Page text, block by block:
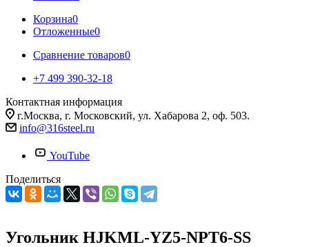
Корзина0
Отложенные0
Сравнение товаров0
+7 499 390-32-18
Контактная информация
г.Москва, г. Московский, ул. Хабарова 2, оф. 503.
info@316steel.ru
YouTube
Поделиться
Угольник HJKML-YZ5-NPT6-SS